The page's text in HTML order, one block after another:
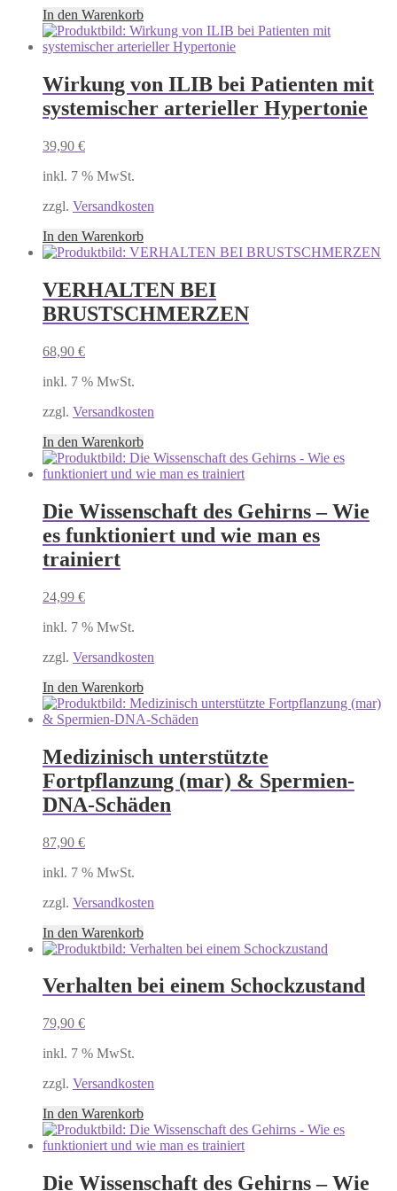
In den Warenkorb
Wirkung von ILIB bei Patienten mit
systemischer arterieller Hypertonie
39,90 €
inkl. 7 % MwSt.
zzgl. Versandkosten
In den Warenkorb
VERHALTEN BEI
BRUSTSCHMERZEN
68,90 €
inkl. 7 % MwSt.
zzgl. Versandkosten
In den Warenkorb
Die Wissenschaft des Gehirns – Wie
es funktioniert und wie man es
trainiert
24,99 €
inkl. 7 % MwSt.
zzgl. Versandkosten
In den Warenkorb
Medizinisch unterstützte
Fortpflanzung (mar) & Spermien-
DNA-Schäden
87,90 €
inkl. 7 % MwSt.
zzgl. Versandkosten
In den Warenkorb
Verhalten bei einem Schockzustand
79,90 €
inkl. 7 % MwSt.
zzgl. Versandkosten
In den Warenkorb
Die Wissenschaft des Gehirns – Wie